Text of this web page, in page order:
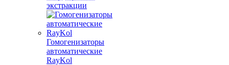
экстракции
Гомогенизаторы
автоматические
RayKol